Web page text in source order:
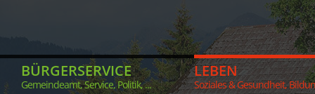
BÜRGERSERVICE
Gemeindeamt, Service, Politik, ...
LEBEN
Soziales & Gesundheit,